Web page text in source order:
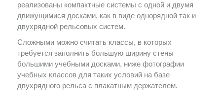
реализованы компактные системы с одной и двумя
движущимися досками, как в виде однорядной так и
двухрядной рельсовых систем.
Сложными можно считать классы, в которых
требуется заполнить большую ширину стены
большими учебными досками, ниже фотографии
учебных классов для таких условий на базе
двухрядного рельса с плакатным держателем.